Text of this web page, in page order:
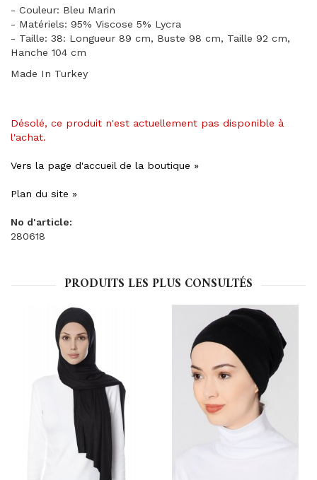
- Couleur: Bleu Marin
- Matériels: 95% Viscose 5% Lycra
- Taille: 38: Longueur 89 cm, Buste 98 cm, Taille 92 cm,
Hanche 104 cm
Made In Turkey
Désolé, ce produit n'est actuellement pas disponible à
l'achat.
Vers la page d'accueil de la boutique »
Plan du site »
No d'article:
280618
PRODUITS LES PLUS CONSULTÉS